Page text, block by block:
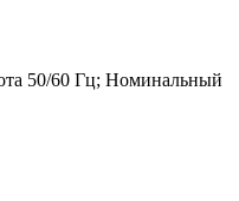
50/60 Гц; Номинальный